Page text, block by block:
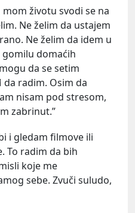
mom životu svodi se na
Ne želim da ustajem
Ne želim da idem u
domaćih
da se setim
da radim. Osim da
nisam pod stresom,
zabrinut.”
i gledam filmove ili
To radim da bih
koje me
sebe. Zvuči suludo,